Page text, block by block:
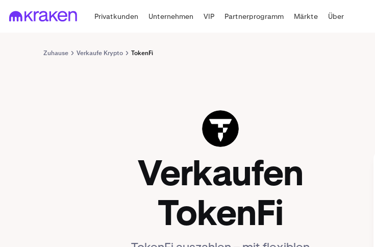
Privatkunden Unternehmen VIP Partnerprogramm Märkte Über
Zuhause Verkaufe Krypto TokenFi
TOKEN
Verkaufen
TokenFi